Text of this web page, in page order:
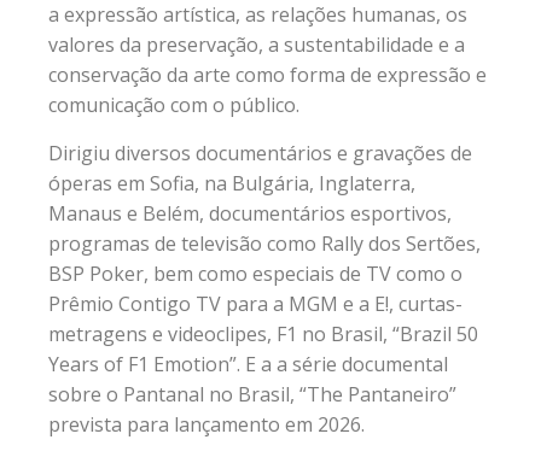
a expressão artística, as relações humanas, os
valores da preservação, a sustentabilidade e a
conservação da arte como forma de expressão e
comunicação com o público.
Dirigiu diversos documentários e gravações de
óperas em Sofia, na Bulgária, Inglaterra,
Manaus e Belém, documentários esportivos,
programas de televisão como Rally dos Sertões,
BSP Poker, bem como especiais de TV como o
Prêmio Contigo TV para a MGM e a E!, curtas-
metragens e videoclipes, F1 no Brasil, “Brazil 50
Years of F1 Emotion”. E a a série documental
sobre o Pantanal no Brasil, “The Pantaneiro”
prevista para lançamento em 2026.